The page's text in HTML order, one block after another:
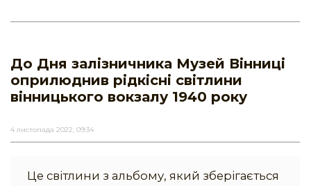
До Дня залізничника Музей Вінниці
оприлюднив рідкісні світлини
вінницького вокзалу 1940 року
4 листопада 2022, 09:34
Це світлини з альбому, який зберігається